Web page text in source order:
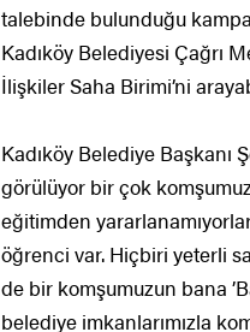
talebinde bulunduğu
Kadıköy Belediyesi Çağrı
İlişkiler Saha Birimi’ni
Kadıköy Belediye Başkanı
görülüyor bir çok
eğitimden
öğrenci var. Hiçbiri yeterli
de bir komşumuzun bana
belediye imkanlarımızla